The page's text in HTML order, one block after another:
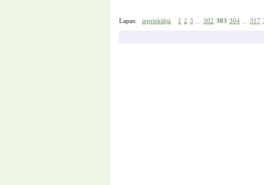
Lapas: iepriekšējā 1 2 3 302 303 304 317